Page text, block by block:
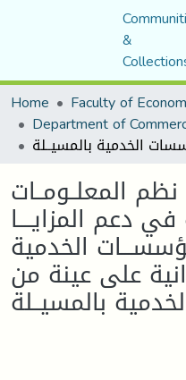
&
Home
نظم المعلــومــات
في دعم المزايــــا
الخدمية
على عينة من
بالمسيــلة